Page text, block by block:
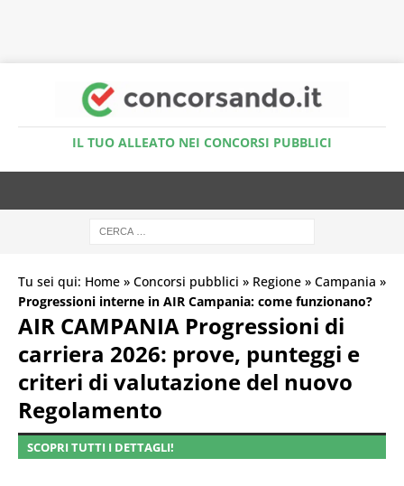
IL TUO ALLEATO NEI CONCORSI PUBBLICI
Tu sei qui: Home » Concorsi pubblici » Regione » Campania »
Progressioni interne in AIR Campania: come funzionano?
AIR CAMPANIA Progressioni di
carriera 2026: prove, punteggi e
criteri di valutazione del nuovo
Regolamento
SCOPRI TUTTI I DETTAGLI!